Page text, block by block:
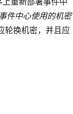
件中心使用的机密
轮换机密，并且应